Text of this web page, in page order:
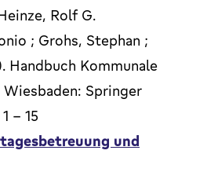
Rolf G.
; Grohs, Stephan ;
Handbuch Kommunale
Springer
- 15
und